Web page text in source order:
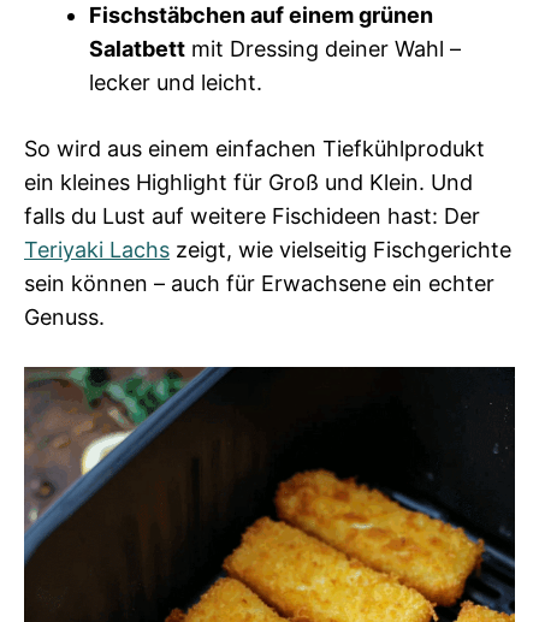
Fischstäbchen auf einem grünen
Salatbett mit Dressing deiner Wahl –
lecker und leicht.
So wird aus einem einfachen Tiefkühlprodukt
ein kleines Highlight für Groß und Klein. Und
falls du Lust auf weitere Fischideen hast: Der
Teriyaki Lachs zeigt, wie vielseitig Fischgerichte
sein können – auch für Erwachsene ein echter
Genuss.